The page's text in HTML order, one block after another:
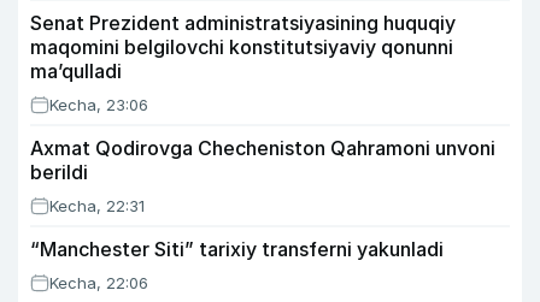
Senat Prezident administratsiyasining huquqiy
maqomini belgilovchi konstitutsiyaviy qonunni
ma’qulladi
Kecha, 23:06
Axmat Qodirovga Checheniston Qahramoni unvoni
berildi
Kecha, 22:31
“Manchester Siti” tarixiy transferni yakunladi
Kecha, 22:06